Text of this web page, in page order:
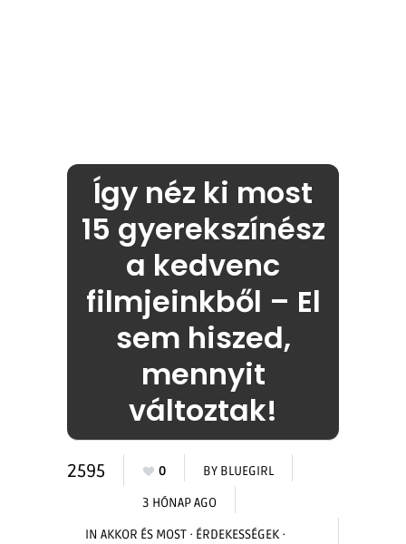
Így néz ki most
15 gyerekszínész
a kedvenc
filmjeinkből – El
sem hiszed,
mennyit
változtak!
2595 0 BY BLUEGIRL
3 HÓNAP AGO
IN AKKOR ÉS MOST · ÉRDEKESSÉGEK ·